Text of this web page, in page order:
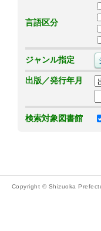
言語区分
ジャンル指定
出版／発行年月
検索対象図書館
Copyright © Shizuoka